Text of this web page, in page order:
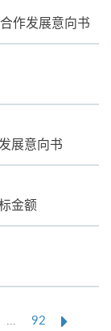
作发展意向书
展意向书
金额
... 92
Next